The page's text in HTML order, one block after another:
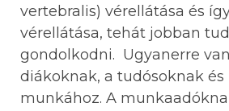
vertebralis) vérellátása és
vérellátása, tehát jobban
gondolkodni. Ugyanerre
diákoknak, a tudósoknak
munkához. A